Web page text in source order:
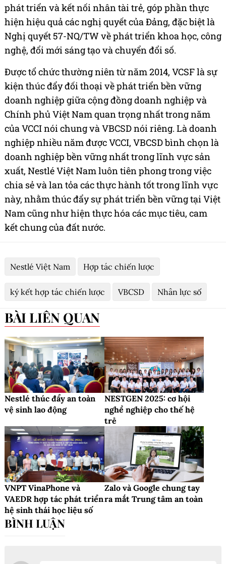
phát triển và kết nối nhân tài trẻ, góp phần thực
hiện hiệu quả các nghị quyết của Đảng, đặc biệt là
Nghị quyết 57-NQ/TW về phát triển khoa học, công
nghệ, đổi mới sáng tạo và chuyển đổi số.
Được tổ chức thường niên từ năm 2014, VCSF là sự
kiện thúc đẩy đối thoại về phát triển bền vững
doanh nghiệp giữa cộng đồng doanh nghiệp và
Chính phủ Việt Nam quan trọng nhất trong năm
của VCCI nói chung và VBCSD nói riêng. Là doanh
nghiệp nhiều năm được VCCI, VBCSD bình chọn là
doanh nghiệp bền vững nhất trong lĩnh vực sản
xuất, Nestlé Việt Nam luôn tiên phong trong việc
chia sẻ và lan tỏa các thực hành tốt trong lĩnh vực
này, nhằm thúc đẩy sự phát triển bền vững tại Việt
Nam cũng như hiện thực hóa các mục tiêu, cam
kết chung của đất nước.
Nestlé Việt Nam Hợp tác chiến lược
ký kết hợp tác chiến lược VBCSD Nhân lực số
BÀI LIÊN QUAN
Nestlé thúc đẩy an toàn
vệ sinh lao động
NESTGEN 2025: cơ hội
nghề nghiệp cho thế hệ
trẻ
VNPT VinaPhone và
VAEDR hợp tác phát triển
hệ sinh thái học liệu số
Zalo và Google chung tay
ra mắt Trung tâm an toàn